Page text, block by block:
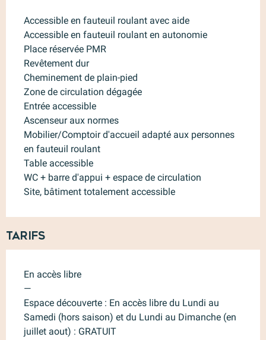
Accessible en fauteuil roulant avec aide
Accessible en fauteuil roulant en autonomie
Place réservée PMR
Revêtement dur
Cheminement de plain-pied
Zone de circulation dégagée
Entrée accessible
Ascenseur aux normes
Mobilier/Comptoir d'accueil adapté aux personnes
en fauteuil roulant
Table accessible
WC + barre d'appui + espace de circulation
Site, bâtiment totalement accessible
Tarifs
En accès libre
—
Espace découverte : En accès libre du Lundi au
Samedi (hors saison) et du Lundi au Dimanche (en
juillet aout) : GRATUIT